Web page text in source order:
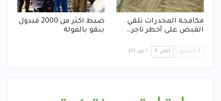
مكافحة المخدرات تلقي
القبض على أخطر تاجر…
ضبط اكثر من 2000 قندول
بنقو بالفولة
السابق التالي 1 من 377